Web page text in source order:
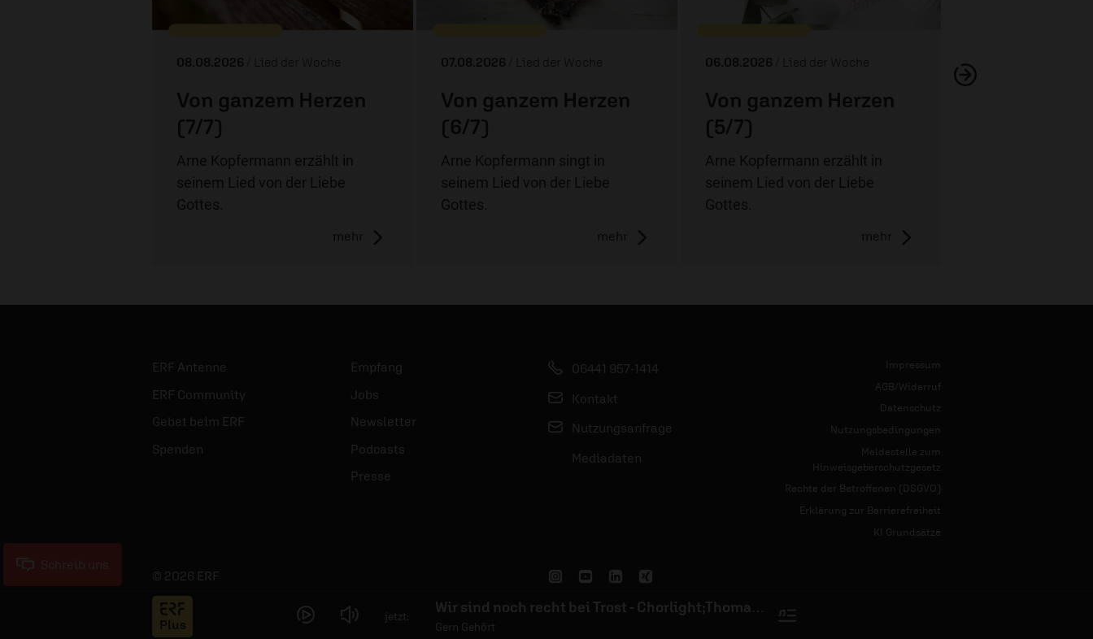
08.08.2026 / Lied der Woche
Von ganzem Herzen
(7/7)
Arne Kopfermann erzählt in
seinem Lied von der Liebe
Gottes.
mehr
07.08.2026 / Lied der Woche
Von ganzem Herzen
(6/7)
Arne Kopfermann singt in
seinem Lied von der Liebe
Gottes.
mehr
06.08.2026 / Lied der Woche
Von ganzem Herzen
(5/7)
Arne Kopfermann erzählt in
seinem Lied von der Liebe
Gottes.
mehr
ERF Antenne
ERF Community
Gebet beim ERF
Spenden
Empfang
Jobs
Newsletter
Podcasts
Presse
06441 957-1414
Kontakt
Nutzungsanfrage
Mediadaten
Impressum
AGB/Widerruf
Datenschutz
Nutzungsbedingungen
Meldestelle zum
Hinweisgeberschutzgesetz
Rechte der Betroffenen (DSGVO)
Erklärung zur Barrierefreiheit
KI Grundsätze
© 2026 ERF
Jess
Plus
jetzt: Wir sind noch recht bei Trost - Chorlight;Thomas Bräuer
Gern Gehört